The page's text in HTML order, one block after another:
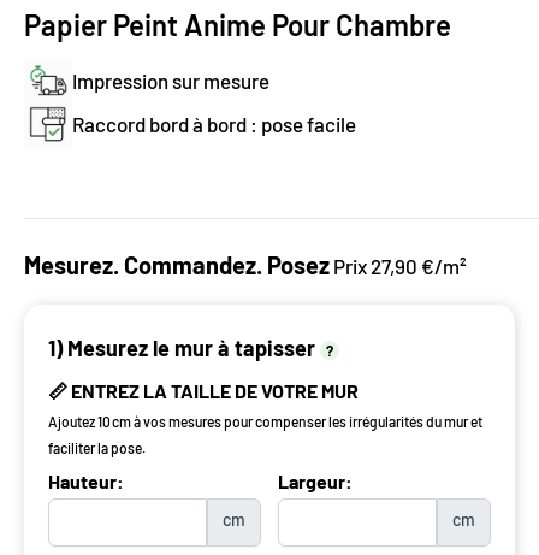
Papier Peint Anime Pour Chambre
Impression sur mesure
Raccord bord à bord : pose facile
Mesurez. Commandez. Posez Prix 27,90 €/m²
1) Mesurez le mur à tapisser ?
📏 ENTREZ LA TAILLE DE VOTRE MUR
Ajoutez 10 cm à vos mesures pour compenser les irrégularités du mur et
faciliter la pose.
Hauteur:
cm
Largeur:
cm